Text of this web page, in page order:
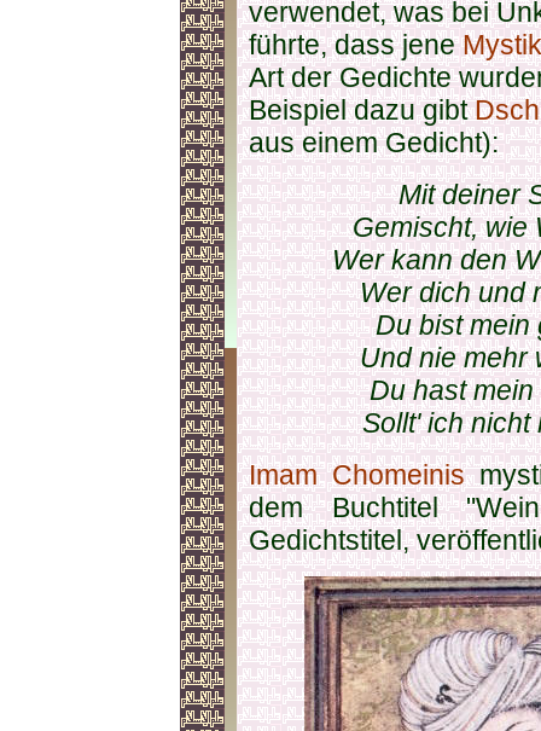
verwendet, was bei
führte, dass jene
Art der Gedichte
Beispiel dazu gibt
aus einem Gedicht):
Mit deiner
Gemischt, wie
Wer kann den
Wer dich und
Du bist mein
Und nie mehr
Du hast
Sollt' ich nicht
Imam Chomeinis
dem Buchtitel
Gedichtstitel,